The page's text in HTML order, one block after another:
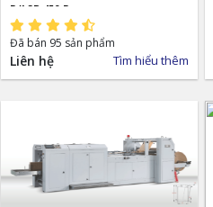
R/LSB-450-R
Đã bán 95 sản phẩm
Liên hệ Tìm hiểu thêm